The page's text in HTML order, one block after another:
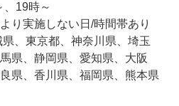
、19時～
り実施しない日/時間帯あり
、東京都、神奈川県、埼玉
県、静岡県、愛知県、大阪
県、香川県、福岡県、熊本県